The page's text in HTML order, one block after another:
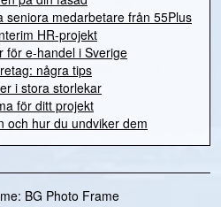
seniora medarbetare från 55Plus
HR-projekt
för e-handel i Sverige
några tips
i stora storlekar
för ditt projekt
och hur du undviker dem
BG Photo Frame